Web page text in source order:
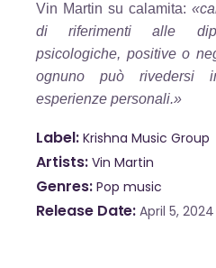
Vin Martin su calamita:
di riferimenti alle
psicologiche, positive o
ognuno può rivedersi
esperienze personali.»
Label Krishna Music Group
Artists Vin Martin
Genres Pop music
Release Date April 5, 2024